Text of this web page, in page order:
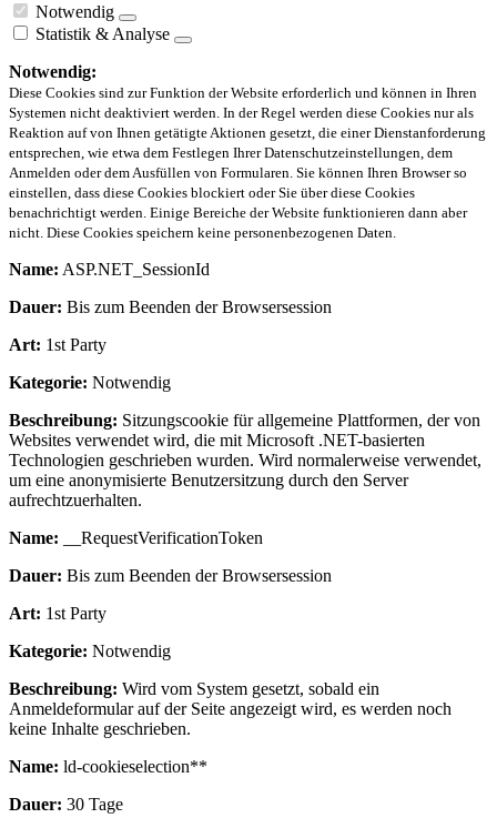
Notwendig
Statistik & Analyse
Notwendig:
Diese Cookies sind zur Funktion der Website erforderlich und können in Ihren
Systemen nicht deaktiviert werden. In der Regel werden diese Cookies nur als
Reaktion auf von Ihnen getätigte Aktionen gesetzt, die einer Dienstanforderung
entsprechen, wie etwa dem Festlegen Ihrer Datenschutzeinstellungen, dem
Anmelden oder dem Ausfüllen von Formularen. Sie können Ihren Browser so
einstellen, dass diese Cookies blockiert oder Sie über diese Cookies
benachrichtigt werden. Einige Bereiche der Website funktionieren dann aber
nicht. Diese Cookies speichern keine personenbezogenen Daten.
Name: ASP.NET_SessionId
Dauer: Bis zum Beenden der Browsersession
Art: 1st Party
Kategorie: Notwendig
Beschreibung: Sitzungscookie für allgemeine Plattformen, der von
Websites verwendet wird, die mit Microsoft .NET-basierten
Technologien geschrieben wurden. Wird normalerweise verwendet,
um eine anonymisierte Benutzersitzung durch den Server
aufrechtzuerhalten.
Name: __RequestVerificationToken
Dauer: Bis zum Beenden der Browsersession
Art: 1st Party
Kategorie: Notwendig
Beschreibung: Wird vom System gesetzt, sobald ein
Anmeldeformular auf der Seite angezeigt wird, es werden noch
keine Inhalte geschrieben.
Name: ld-cookieselection**
Dauer: 30 Tage